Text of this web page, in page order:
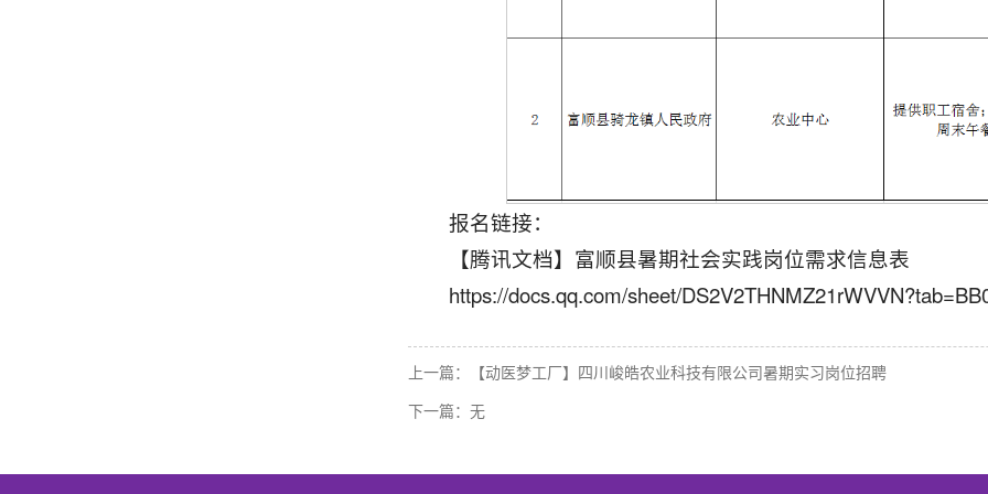
报名链接：
【腾讯文档】富顺县暑期社会实践岗位需求信息表
https://docs.qq.com/sheet/
上一篇：
【动医梦工厂】四川峻皓农业科技有限公司暑期实习岗位招聘
下一篇：无